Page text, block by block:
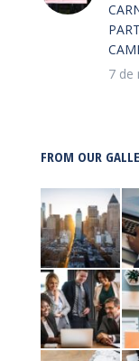
7 de
FROM OUR